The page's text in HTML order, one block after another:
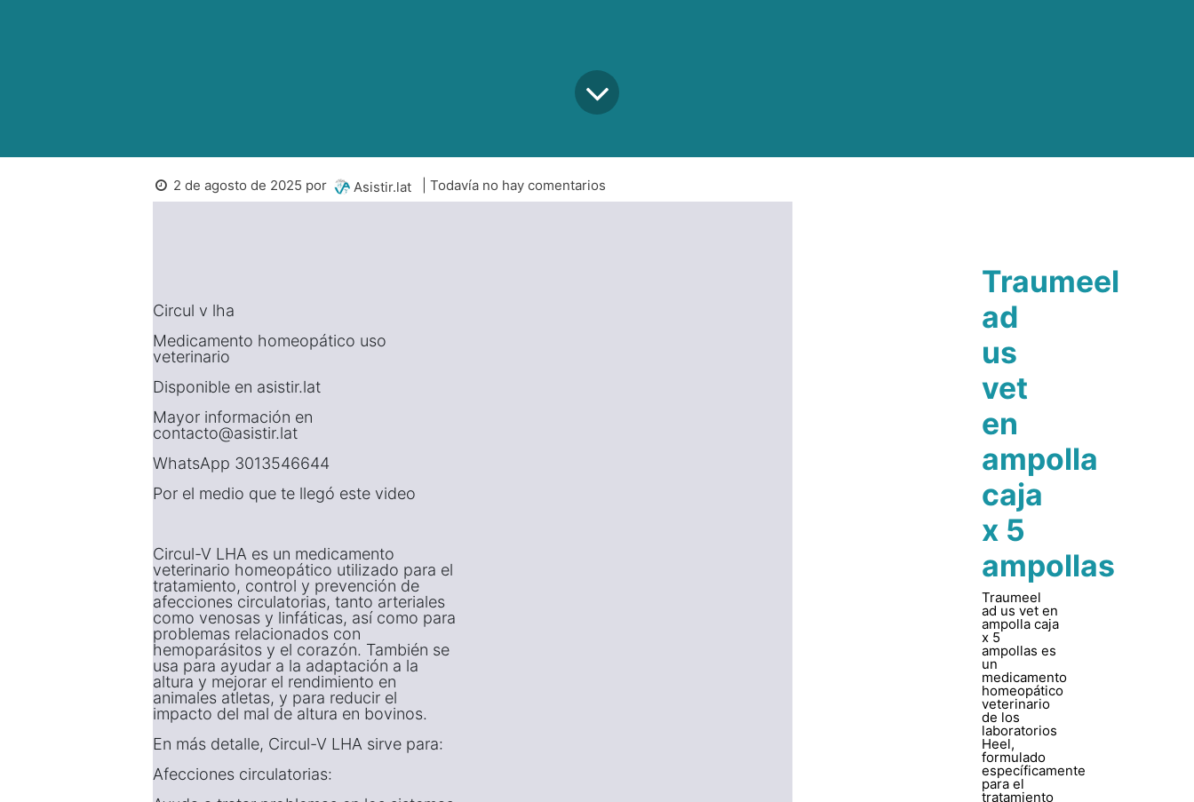
2 de agosto de 2025 por Asistir.lat | Todavía no hay comentarios
Circul v lha
Medicamento homeopático uso
veterinario
Disponible en asistir.lat
Mayor información en
contacto@asistir.lat
WhatsApp 3013546644
Por el medio que te llegó este video
Circul-V LHA es un medicamento
veterinario homeopático utilizado para el
tratamiento, control y prevención de
afecciones circulatorias, tanto arteriales
como venosas y linfáticas, así como para
problemas relacionados con
hemoparásitos y el corazón. También se
usa para ayudar a la adaptación a la
altura y mejorar el rendimiento en
animales atletas, y para reducir el
impacto del mal de altura en bovinos.
En más detalle, Circul-V LHA sirve para:
Afecciones circulatorias:
Traumeel
ad
us
vet
en
ampolla
caja
x 5
ampollas
Traumeel
ad us vet en
ampolla caja
x 5
ampollas es
un
medicamento
homeopático
veterinario
de los
laboratorios
Heel,
formulado
específicamente
para el
tratamiento